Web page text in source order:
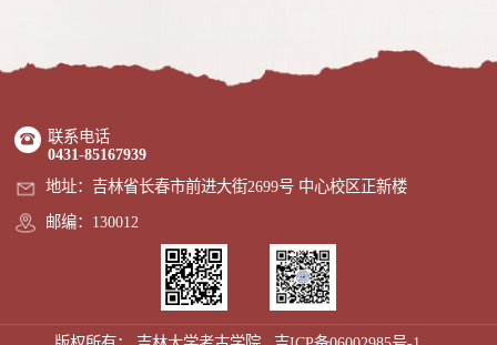
联系电话
0431-85167939
地址：吉林省长春市前进大街2699号 中心校区正新楼
邮编：130012